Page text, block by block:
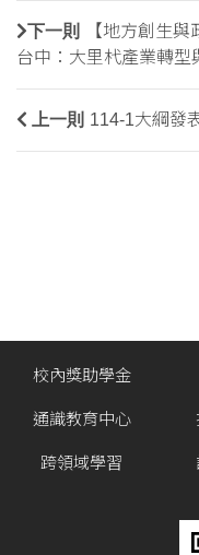
下一則
【地方創生
台中：大里杙產業轉型
上一則 114-1大綱發
校內獎助學金
通識教育中心
跨領域學習